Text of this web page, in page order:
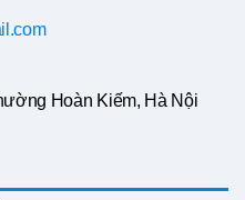
Hoàn Kiếm, Hà Nội